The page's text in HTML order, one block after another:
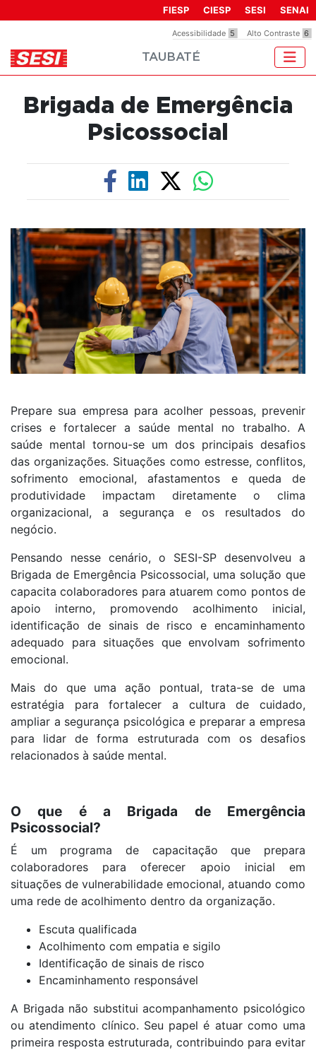
Acessibilidade 5 Alto Contraste 6
FIESP CIESP SESI SENAI
TAUBATÉ
Brigada de Emergência
Psicossocial
Prepare sua empresa para acolher pessoas, prevenir
crises e fortalecer a saúde mental no trabalho. A
saúde mental tornou-se um dos principais desafios
das organizações. Situações como estresse, conflitos,
sofrimento emocional, afastamentos e queda de
produtividade impactam diretamente o clima
organizacional, a segurança e os resultados do
negócio.
Pensando nesse cenário, o SESI-SP desenvolveu a
Brigada de Emergência Psicossocial, uma solução que
capacita colaboradores para atuarem como pontos de
apoio interno, promovendo acolhimento inicial,
identificação de sinais de risco e encaminhamento
adequado para situações que envolvam sofrimento
emocional.
Mais do que uma ação pontual, trata-se de uma
estratégia para fortalecer a cultura de cuidado,
ampliar a segurança psicológica e preparar a empresa
para lidar de forma estruturada com os desafios
relacionados à saúde mental.
O que é a Brigada de Emergência
Psicossocial?
É um programa de capacitação que prepara
colaboradores para oferecer apoio inicial em
situações de vulnerabilidade emocional, atuando como
uma rede de acolhimento dentro da organização.
Escuta qualificada
Acolhimento com empatia e sigilo
Identificação de sinais de risco
Encaminhamento responsável
A Brigada não substitui acompanhamento psicológico
ou atendimento clínico. Seu papel é atuar como uma
primeira resposta estruturada, contribuindo para evitar